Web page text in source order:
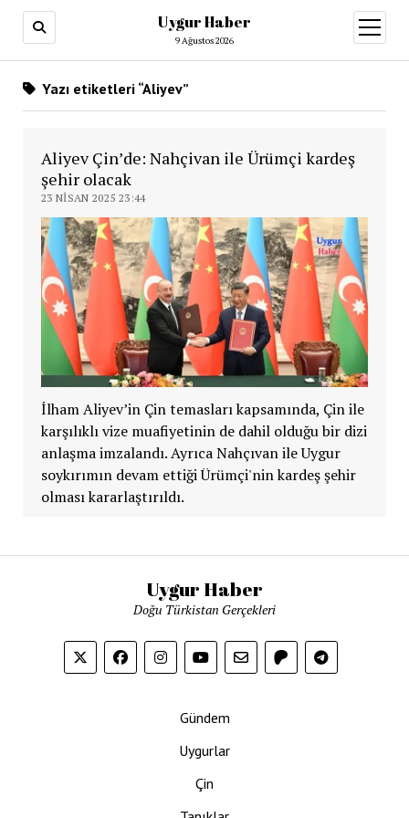
Uygur Haber
9 Ağustos 2026
aç
Yazı etiketleri “Aliyev”
Aliyev Çin’de: Nahçivan ile Ürümçi kardeş
şehir olacak
23 NISAN 2025 23:44
İlham Aliyev’in Çin temasları kapsamında, Çin ile
karşılıklı vize muafiyetinin de dahil olduğu bir dizi
anlaşma imzalandı. Ayrıca Nahçıvan ile Uygur
soykırımın devam ettiği Ürümçi'nin kardeş şehir
olması kararlaştırıldı.
Uygur Haber
Doğu Türkistan Gerçekleri
Gündem
Uygurlar
Çin